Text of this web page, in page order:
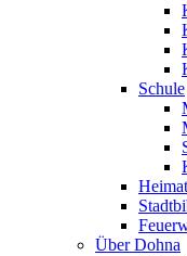
Schule
Über Dohna